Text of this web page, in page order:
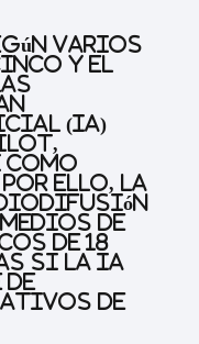
varios
y el
(IA)
como
ello, la
medios de
de 18
si la IA
de
de